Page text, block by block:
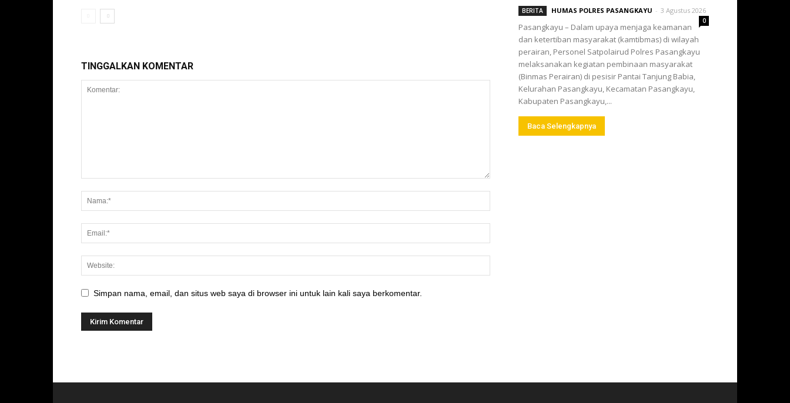
TINGGALKAN KOMENTAR
Simpan nama, email, dan situs web saya di browser ini untuk lain kali saya berkomentar.
BERITA HUMAS POLRES PASANGKAYU - 3 Agustus 2026
0
Pasangkayu – Dalam upaya menjaga keamanan
dan ketertiban masyarakat (kamtibmas) di wilayah
perairan, Personel Satpolairud Polres Pasangkayu
melaksanakan kegiatan pembinaan masyarakat
(Binmas Perairan) di pesisir Pantai Tanjung Babia,
Kelurahan Pasangkayu, Kecamatan Pasangkayu,
Kabupaten Pasangkayu,...
Baca Selengkapnya